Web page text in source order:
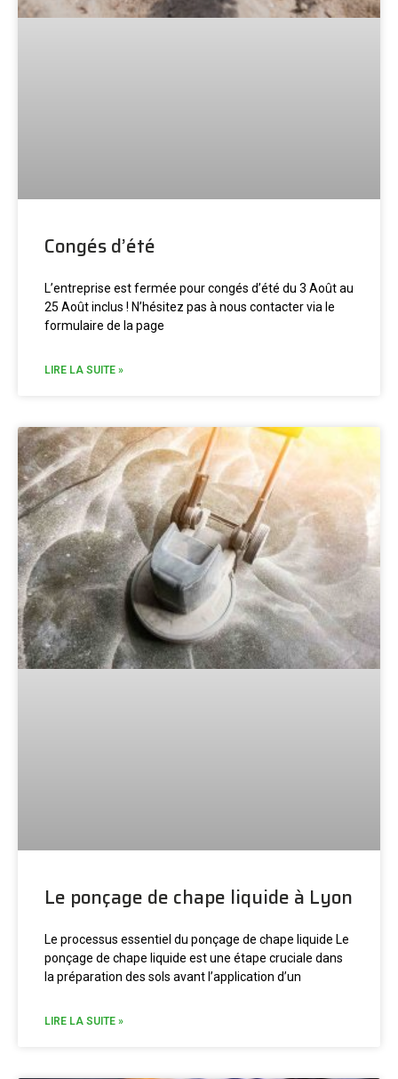
Congés d’été
L’entreprise est fermée pour congés d’été du 3 Août au
25 Août inclus ! N’hésitez pas à nous contacter via le
formulaire de la page
LIRE LA SUITE »
Le ponçage de chape liquide à Lyon
Le processus essentiel du ponçage de chape liquide Le
ponçage de chape liquide est une étape cruciale dans
la préparation des sols avant l’application d’un
LIRE LA SUITE »